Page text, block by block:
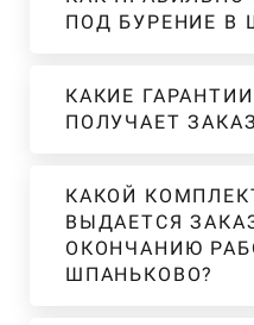
ПОД БУРЕНИЕ В
КАКИЕ
ПОЛУЧАЕТ
КАКОЙ
ВЫДАЕТСЯ
ОКОНЧАНИЮ
ШПАНЬКОВО?